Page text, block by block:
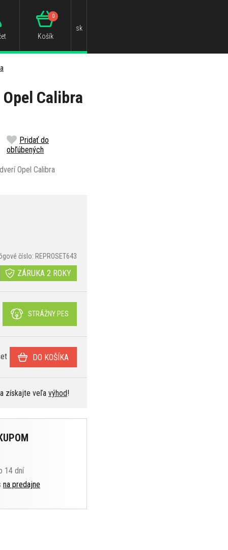
Košík
0
sk
Calibra
Pridať do
obľúbených
Opel Calibra
číslo: REPROSET643
ZÁRUKA 2 ROKY
STRÁŽNY PES
DO KOŠÍKA
získajte veľa výhod!
14 dní
na predajne